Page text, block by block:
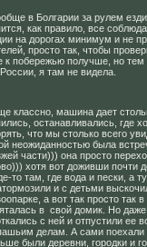
в Болгарии за рулем
как правило, все
на дорогах минимум и не
просто так, чтобы
к побережью получше, но тем
я там не видела.
классно, машина дает
останавливались, где
что мы столько всего
неожиданностью была
части))) она просто
хотя вот доживши почти
то там, где вода и пески, а
и с детьми
а вот так просто так
в свой домик. Но даже
с ней и отпустили ее
делам. А сами поехали
были деревни, городки и